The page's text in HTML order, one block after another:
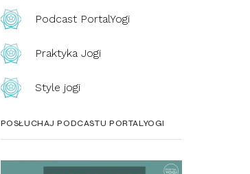
Podcast PortalYogi
Praktyka Jogi
Style jogi
POSŁUCHAJ PODCASTU PORTALYOGI